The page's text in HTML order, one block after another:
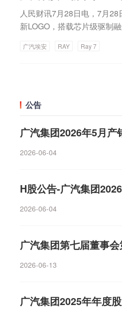
竞争留在牌桌的门票。对此
时报记者采访时认为，月销
车均价10万元，月销3万辆
景下，蔚来的策略一是稳
示‌，1—6月中国汽车销量同
整体进入存量市场，但一些
先，纯电成为中国车市第一
数。众车企也在围绕这三个
量却远远反超。截至2026年
际业务总经理唐志坤表示
考，还在后面。“牌桌上的
里，而在每家企业的技术储
户服务。一场以核心技术、
示，今年一季度汽车行业销
水平，整车厂利润被压缩后
商业模式能否跑通。整车企
降至2万元左右。政策同样
范》正式实施，首次明确将
畴，终结了此前各地政策碎
人民财讯7月28日电，7月
新LOGO，搭载芯片级驱制
广汽埃安 RAY Ray 7
公告
广汽集团2026年5月产
2026-06-04
H股公告-广汽集团
2026-06-04
广汽集团第七届董事
2026-06-13
广汽集团2025年年度